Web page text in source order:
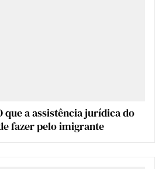
que a assistência jurídica do
fazer pelo imigrante